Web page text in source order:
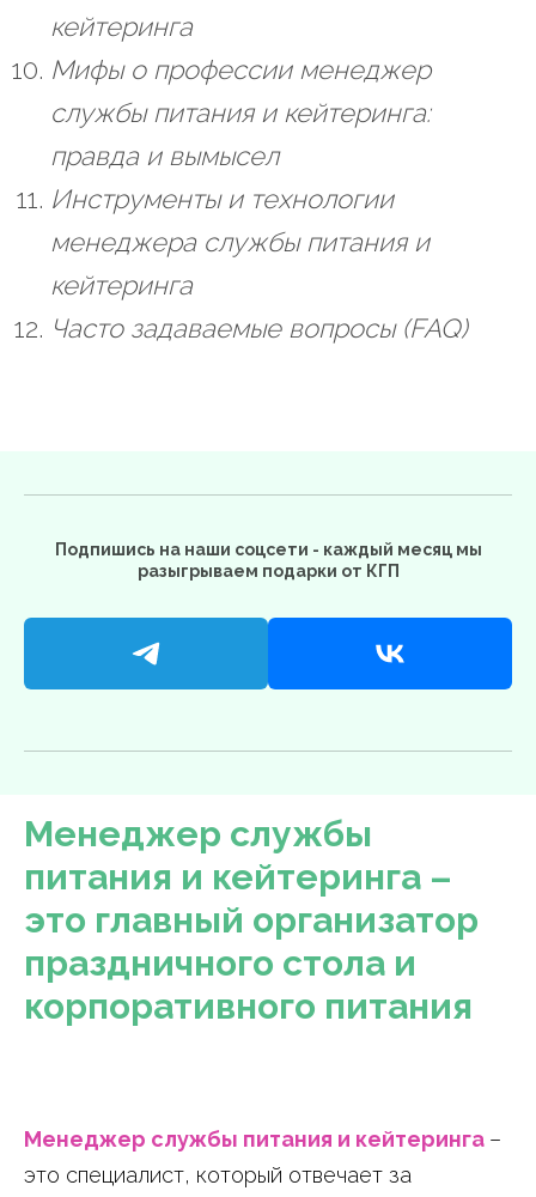
кейтеринга
Мифы о профессии менеджер
службы питания и кейтеринга:
правда и вымысел
Инструменты и технологии
менеджера службы питания и
кейтеринга
Часто задаваемые вопросы (FAQ)
Подпишись на наши соцсети - каждый месяц мы
разыгрываем подарки от КГП
Менеджер службы
питания и кейтеринга –
это главный организатор
праздничного стола и
корпоративного питания
Менеджер службы питания и кейтеринга –
это специалист, который отвечает за